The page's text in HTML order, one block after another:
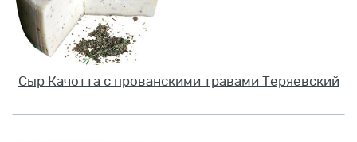
Сыр Качотта с прованскими травами Теряевский